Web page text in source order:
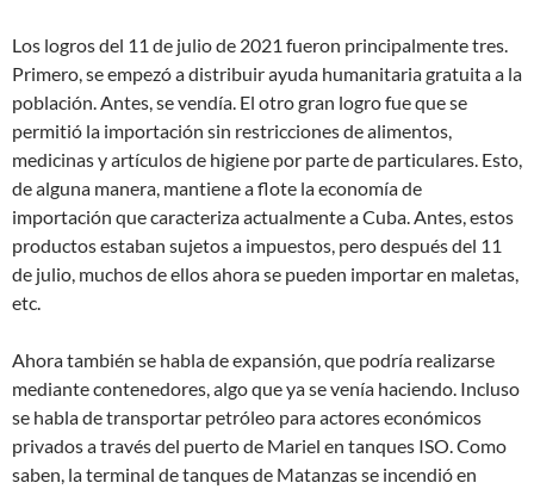
Los logros del 11 de julio de 2021 fueron principalmente tres.
Primero, se empezó a distribuir ayuda humanitaria gratuita a la
población. Antes, se vendía. El otro gran logro fue que se
permitió la importación sin restricciones de alimentos,
medicinas y artículos de higiene por parte de particulares. Esto,
de alguna manera, mantiene a flote la economía de
importación que caracteriza actualmente a Cuba. Antes, estos
productos estaban sujetos a impuestos, pero después del 11
de julio, muchos de ellos ahora se pueden importar en maletas,
etc.
Ahora también se habla de expansión, que podría realizarse
mediante contenedores, algo que ya se venía haciendo. Incluso
se habla de transportar petróleo para actores económicos
privados a través del puerto de Mariel en tanques ISO. Como
saben, la terminal de tanques de Matanzas se incendió en